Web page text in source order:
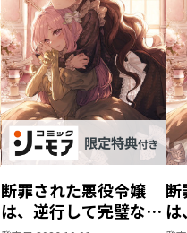
断罪された悪役令嬢
は、逆行して完璧な悪
断
は